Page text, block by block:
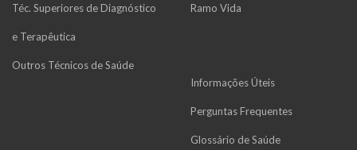
Téc. Superiores de Diagnóstico
e Terapêutica
Outros Técnicos de Saúde
Ramo Vida
Informações Úteis
Perguntas Frequentes
Glossário de Saúde